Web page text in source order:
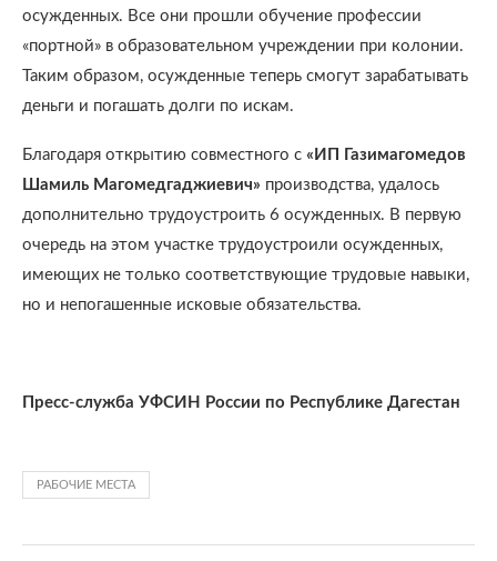
осужденных. Все они прошли обучение профессии
«портной» в образовательном учреждении при колонии.
Таким образом, осужденные теперь смогут зарабатывать
деньги и погашать долги по искам.
Благодаря открытию совместного с «ИП Газимагомедов
Шамиль Магомедгаджиевич» производства, удалось
дополнительно трудоустроить 6 осужденных. В первую
очередь на этом участке трудоустроили осужденных,
имеющих не только соответствующие трудовые навыки,
но и непогашенные исковые обязательства.
Пресс-служба УФСИН России по Республике Дагестан
РАБОЧИЕ МЕСТА